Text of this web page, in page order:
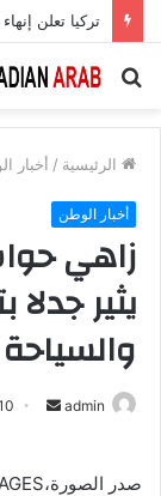
تركيا تعلن
بحث
الرئيسية / أخبار
أخبار الوطن
زاهي
يثير
والسياحة
admin
أرسل 10 نوفمبر،
صدر الصورة،GETTY IMAGES